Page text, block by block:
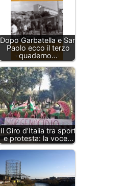
Dopo Garbatella e San
Paolo ecco il terzo
quaderno…
Il Giro d’Italia tra sport
e protesta: la voce…